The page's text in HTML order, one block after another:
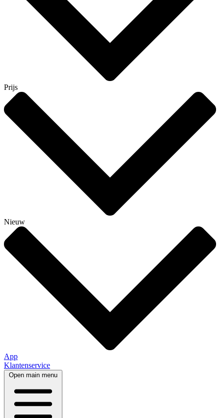
Prijs
Nieuw
App
Klantenservice
Open main menu